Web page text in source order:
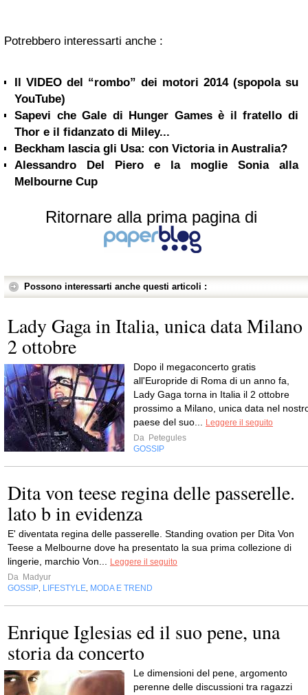
Potrebbero interessarti anche :
Il VIDEO del “rombo” dei motori 2014 (spopola su
YouTube)
Sapevi che Gale di Hunger Games è il fratello di
Thor e il fidanzato di Miley...
Beckham lascia gli Usa: con Victoria in Australia?
Alessandro Del Piero e la moglie Sonia alla
Melbourne Cup
Ritornare alla prima pagina di
Possono interessarti anche questi articoli :
Lady Gaga in Italia, unica data Milano
2 ottobre
Dopo il megaconcerto gratis
all'Europride di Roma di un anno fa,
Lady Gaga torna in Italia il 2 ottobre
prossimo a Milano, unica data nel
paese del suo...
Leggere il seguito
Da Petegules
GOSSIP
Dita von teese regina delle passerelle.
lato b in evidenza
E' diventata regina delle passerelle. Standing ovation per Dita Von
Teese a Melbourne dove ha presentato la sua prima collezione di
lingerie, marchio Von...
Leggere il seguito
Da Madyur
GOSSIP LIFESTYLE MODA E TREND
Enrique Iglesias ed il suo pene, una
storia da concerto
Le dimensioni del pene, argomento
perenne delle discussioni tra ragazzi